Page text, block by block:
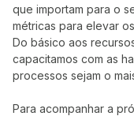
que importam para o
métricas para elevar
Do básico aos
capacitamos com as
processos sejam o
Para acompanhar a